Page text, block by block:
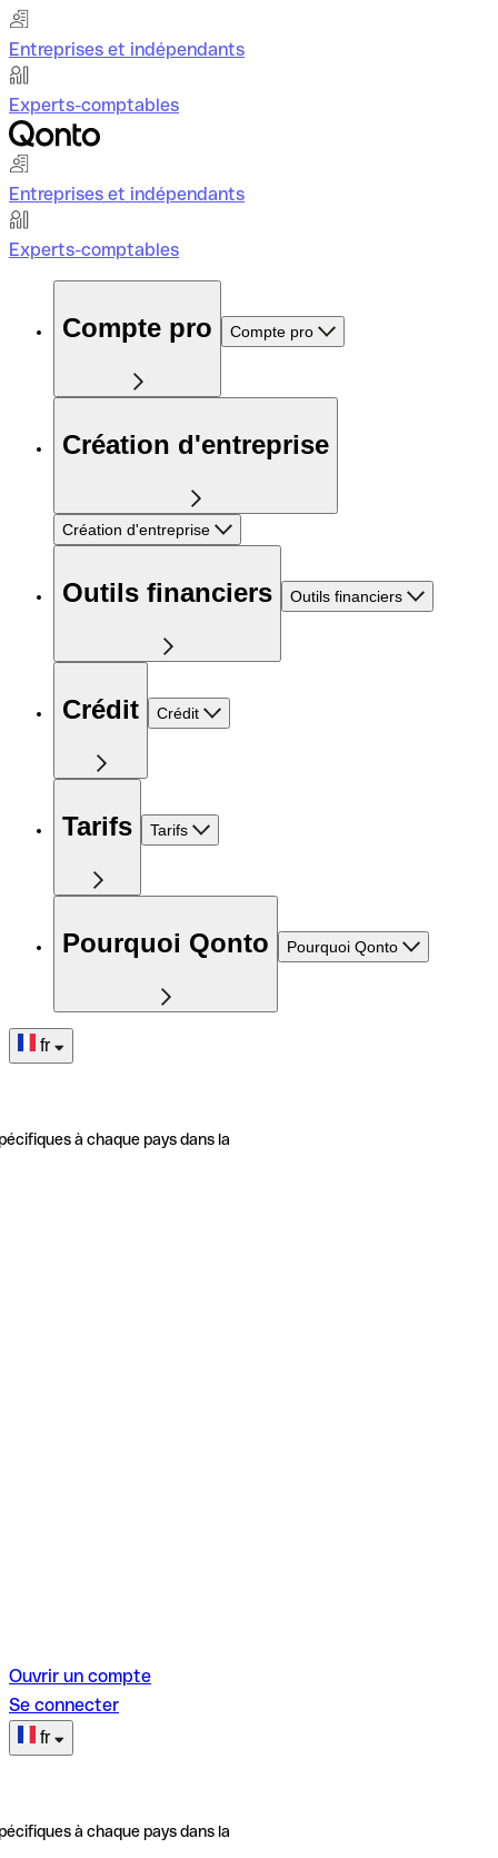
Entreprises et indépendants
Experts-comptables
Entreprises et indépendants
Experts-comptables
Compte pro Compte pro
Création d'entreprise
Création d'entreprise
Outils financiers Outils financiers
Crédit Crédit
Tarifs Tarifs
Pourquoi Qonto Pourquoi Qonto
fr
à chaque pays dans la
Ouvrir un compte
Se connecter
fr
à chaque pays dans la